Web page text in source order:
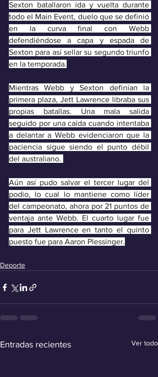
Sexton batallaron ida y vuelta durante
todo el Main Event, duelo que se definió
en la curva final con Webb
defendiéndose a capa y espada de
Sexton para así sellar su segundo triunfo
en la temporada.
Mientras Webb y Sexton definían la
primera plaza, Jett Lawrence libraba sus
propias batallas. Una mala salida
seguido por una caída cuando intentaba
a delantar a Webb evidenciaron que la
paciencia sigue siendo el punto débil
del australiano.
Aún así pudo salvar el tercer lugar del
podio, lo cual lo mantiene como líder
del campeonato, ahora por 21 puntos de
ventaja ante Webb. El cuarto lugar fue
para Jett Lawrence en tanto el quinto
puesto fue para Aaron Plessinger.
Deporte
Entradas recientes Ver todo